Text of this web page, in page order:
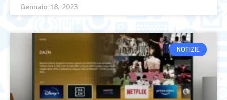
Gennaio 18, 2023
NOTIZIE